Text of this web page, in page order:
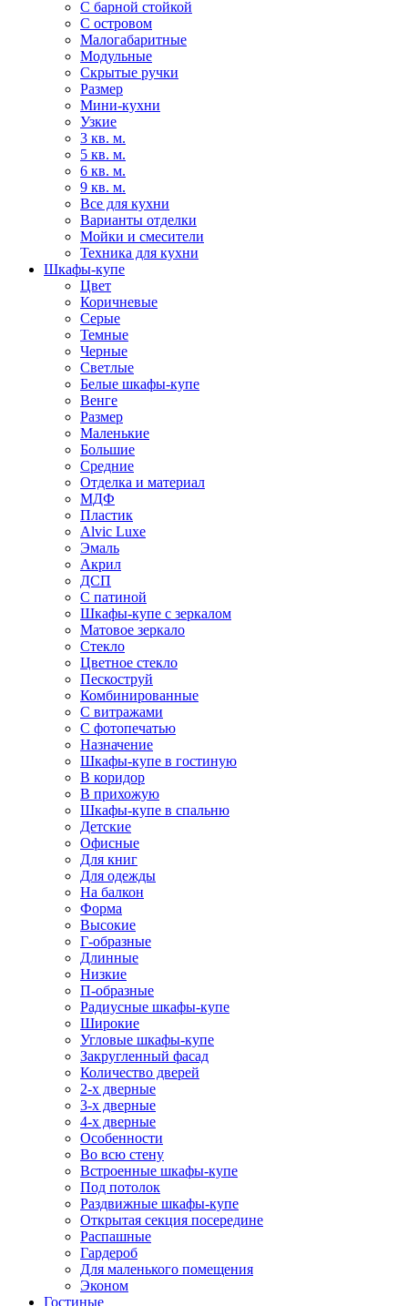
С барной стойкой
С островом
Малогабаритные
Модульные
Скрытые ручки
Размер
Мини-кухни
Узкие
3 кв. м.
5 кв. м.
6 кв. м.
9 кв. м.
Все для кухни
Варианты отделки
Мойки и смесители
Техника для кухни
Шкафы-купе
Цвет
Коричневые
Серые
Темные
Черные
Светлые
Белые шкафы-купе
Венге
Размер
Маленькие
Большие
Средние
Отделка и материал
МДФ
Пластик
Alvic Luxe
Эмаль
Акрил
ДСП
С патиной
Шкафы-купе с зеркалом
Матовое зеркало
Стекло
Цветное стекло
Пескоструй
Комбинированные
С витражами
С фотопечатью
Назначение
Шкафы-купе в гостиную
В коридор
В прихожую
Шкафы-купе в спальню
Детские
Офисные
Для книг
Для одежды
На балкон
Форма
Высокие
Г-образные
Длинные
Низкие
П-образные
Радиусные шкафы-купе
Широкие
Угловые шкафы-купе
Закругленный фасад
Количество дверей
2-х дверные
3-х дверные
4-х дверные
Особенности
Во всю стену
Встроенные шкафы-купе
Под потолок
Раздвижные шкафы-купе
Открытая секция посередине
Распашные
Гардероб
Для маленького помещения
Эконом
Гостиные